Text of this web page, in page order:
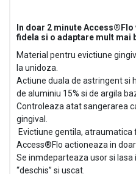
In doar 2 minute
fidela si o adaptare mult mai
Material pentru evictiune
la unidoza.
Actiune duala de astringent si
de aluminiu 15% si de argila
Controleaza atat sangerarea
gingival.
Evictiune gentila,
Access®Flo actioneaza in
Se inmdeparteaza usor si lasa
“deschis” si uscat.